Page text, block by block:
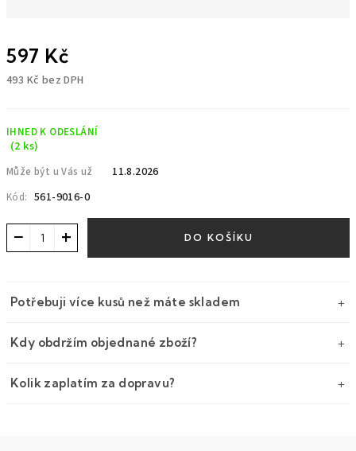
597 Kč
493 Kč bez DPH
IHNED K ODESLÁNÍ
(2 ks)
Může být u Vás už 11.8.2026
Kód: 561-9016-0
+
− DO KOŠÍKU
Potřebuji více kusů než máte skladem
Kdy obdržím objednané zboží?
Kolik zaplatím za dopravu?